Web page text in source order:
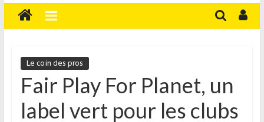
Tourisme
est
média
sur
tourisme
Le coin des pros
Fair Play For Planet, un
label vert pour les clubs